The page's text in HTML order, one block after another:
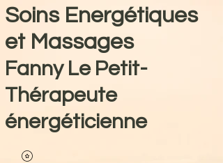
Soins Energétiques
et Massages
Fanny Le Petit-
Thérapeute
énergéticienne